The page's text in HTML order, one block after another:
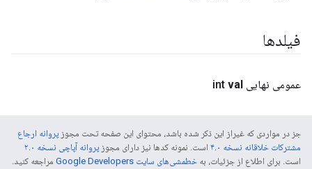
فیلدها
عمومی نهایی int val
جز در مواردی که غیراز این ذکر شده باشد، محتوای این صفحه تحت مجوز پروانه ارجاع
مشترکات خلاقانه نسخه ۴.۰
است. نمونه کدها نیز دارای مجوز پروانه آپاچی نسخه ۲.۰
است. برای اطلاع از جزئیات، به خطمشی‌های سایت Google Developers‏
مراجعه کنید.